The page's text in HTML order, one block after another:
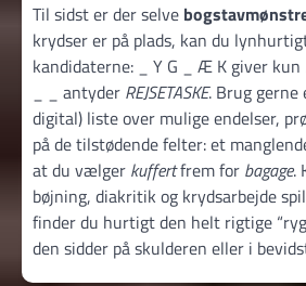
Til sidst er der selve
krydser er på plads, kan du
kandidaterne: _ Y G _ Æ K giver kun
_ _ antyder REJSETASKE. Brug
digital) liste over mulige endelser,
på de tilstødende felter: et
at du vælger kuffertfrem for bagage.
bøjning, diakritik og krydsarbejde
finder du hurtigt den helt rigtige
den sidder på skulderen eller i